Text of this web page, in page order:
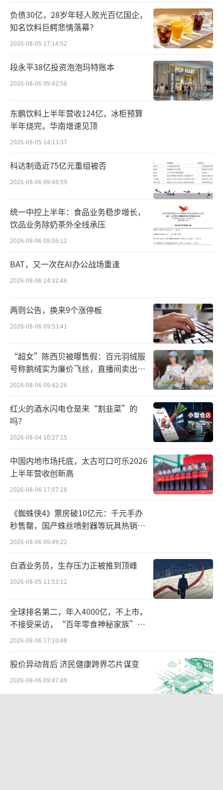
在杭州未来谷用户中心旗舰店，曾被誉
为“新零售标杆”的展厅已人去楼空，仅剩的
哪吒LOGO在风中摇晃。钱塘梦马用户中心被贴
兽。
来源：都市快报橙柿互动
这种崩塌远不止于门店关门的表象，更深
层的服务生态崩溃更令车主们绝望。
自去年11月开始，多地网友发帖称当地哪
吒汽车的配件缺货，橙柿互动电车志后台也接
到了多起投诉：义乌黄的先生表示其哪吒U的充
电机坏了，配件迟迟不到位，车辆无法正常使
用，已经在家停了2个多月。
黄先生表示：“我的车是在杭州买的，平
时使用在义乌。义乌原来有6家哪吒店，现在都
退网了。因为缺配件，哪儿的店都修不了。杭
州亚韵店说自费的话可以帮我调配件，可我的
车明明还在质保期内。我又不能去外面修，这
样整车质保就没有了。”
此外，杭州何先生17万元购入的混动版哪
保险市场的反应，进一步折射出哪吒汽车
锌财经了解到，平安、人保等头部险企将
哪吒车型列入高风险名单，保费同比暴涨4
面对种种质疑，哪吒汽车总部回应称，部
分门店关闭是“降本增效”措施，销售网络仍
负债30亿，28岁年轻人败光百亿国企，
知名饮料巨鳄悲情落幕？
2026-08-05 17:14:52
段永平38亿投资泡泡玛特账本
2026-08-06 09:42:56
东鹏饮料上半年营收124亿，冰柜预算
半年烧完，华南增速见顶
2026-08-05 14:13:37
科达制造近75亿元重组被否
2026-08-06 09:48:59
统一中控上半年：食品业务稳步增长，
饮品业务除奶茶外全线承压
2026-08-06 09:56:12
BAT，又一次在AI办公战场重逢
2026-08-06 14:32:46
两则公告，换来9个涨停板
2026-08-06 09:53:41
“超女”陈西贝被曝售假：百元羽绒服
号称鹅绒实为廉价飞丝，直播间卖出超
百万元
2026-08-06 09:42:26
红火的酒水闪电仓是来“割韭菜”的
吗？
2026-08-04 10:27:15
中国内地市场托底，太古可口可乐2026
上半年营收创新高
2026-08-06 17:07:28
《蜘蛛侠4》票房破10亿元：千元手办
秒售罄，国产蛛丝喷射器等玩具热销海
外
2026-08-06 09:49:22
白酒业务员，生存压力正被推到顶峰
2026-08-05 11:53:12
全球排名第二，年入4000亿，不上市，
不接受采访，“百年零食神秘家族”浮
出水面？
2026-08-06 17:10:48
股价异动背后 济民健康跨界芯片谋变
2026-08-06 09:47:49